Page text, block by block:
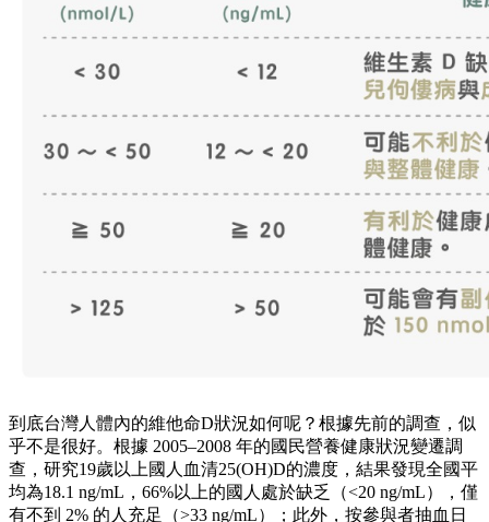
到底台灣人體內的維他命D狀況如何呢？根據先前的調查，似
乎不是很好。根據 2005–2008 年的國民營養健康狀況變遷調
查，研究19歲以上國人血清25(OH)D的濃度，結果發現全國平
均為18.1 ng/mL，66%以上的國人處於缺乏（<20 ng/mL），僅
有不到 2% 的人充足（>33 ng/mL）；此外，按參與者抽血日